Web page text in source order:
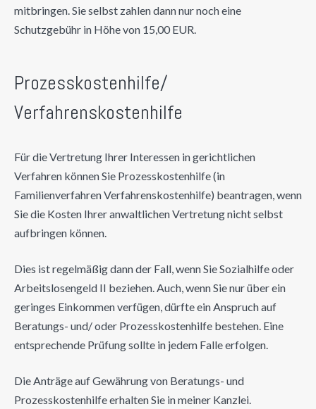
mitbringen. Sie selbst zahlen dann nur noch eine
Schutzgebühr in Höhe von 15,00 EUR.
Prozesskostenhilfe/
Verfahrenskostenhilfe
Für die Vertretung Ihrer Interessen in gerichtlichen
Verfahren können Sie Prozesskostenhilfe (in
Familienverfahren Verfahrenskostenhilfe) beantragen, wenn
Sie die Kosten Ihrer anwaltlichen Vertretung nicht selbst
aufbringen können.
Dies ist regelmäßig dann der Fall, wenn Sie Sozialhilfe oder
Arbeitslosengeld II beziehen. Auch, wenn Sie nur über ein
geringes Einkommen verfügen, dürfte ein Anspruch auf
Beratungs- und/ oder Prozesskostenhilfe bestehen. Eine
entsprechende Prüfung sollte in jedem Falle erfolgen.
Die Anträge auf Gewährung von Beratungs- und
Prozesskostenhilfe erhalten Sie in meiner Kanzlei.